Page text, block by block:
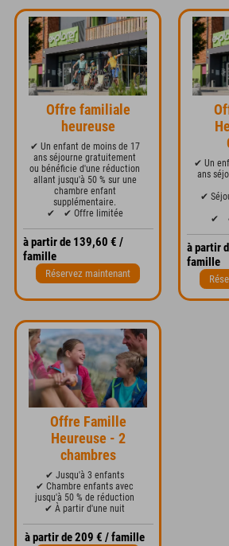
Offre familiale
heureuse
✔ Un enfant de moins de 17
ans séjourne gratuitement
ou bénéficie d'une réduction
allant jusqu'à 50 % sur une
chambre enfant
supplémentaire.
✔
✔ Offre limitée
à partir de 139,60 € /
famille
Réservez maintenant
✔ Un
ans
✔
✔
à partir
famille
Offre Famille
Heureuse - 2
chambres
✔ Jusqu'à 3 enfants
✔ Chambre enfants avec
jusqu'à 50 % de réduction
✔ À partir d'une nuit
à partir de 209 € / famille